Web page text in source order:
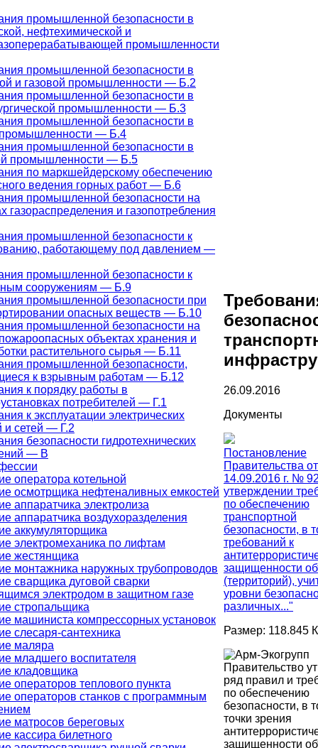
промышленной безопасности в
нефтехимической и
промышленности
промышленной безопасности в
и газовой промышленности — Б.2
промышленной безопасности в
промышленности — Б.3
промышленной безопасности в
промышленности — Б.4
промышленной безопасности в
промышленности — Б.5
по маркшейдерскому обеспечению
ведения горных работ — Б.6
промышленной безопасности на
газораспределения и газопотребления
промышленной безопасности к
работающему под давлением —
промышленной безопасности к
сооружениям — Б.9
промышленной безопасности при
опасных веществ — Б.10
промышленной безопасности на
объектах хранения и
растительного сырья — Б.11
промышленной безопасности,
к взрывным работам — Б.12
к порядку работы в
потребителей — Г.1
к эксплуатации электрических
и сетей — Г.2
безопасности гидротехнических
— В
оператора котельной
осмотрщика нефтеналивных емкостей
аппаратчика электролиза
аппаратчика воздухоразделения
аккумуляторщика
электромеханика по лифтам
жестянщика
монтажника наружных трубопроводов
сварщика дуговой сварки
электродом в защитном газе
стропальщика
машиниста компрессорных установок
слесаря-сантехника
маляра
младшего воспитателя
кладовщика
операторов теплового пункта
операторов станков с программным
матросов береговых
кассира билетного
26.09.2016
Документы
Постановление
Правительства от
14.09.2016 г. №
утверждении
по обеспечению
транспортной
безопасности, в
требований к
защищенности
(территорий),
уровни
различных..."
Размер: 118.845
Правительство
ряд правил и
по обеспечению
безопасности, в
точки зрения
защищенности